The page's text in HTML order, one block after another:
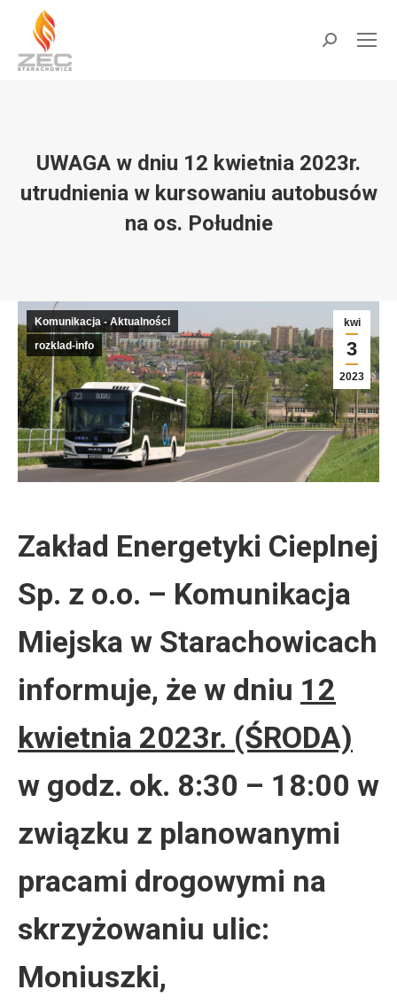
Szukaj:
UWAGA w dniu 12 kwietnia 2023r.
utrudnienia w kursowaniu autobusów
na os. Południe
kwi
3
2023
Komunikacja - Aktualności
rozklad-info
Zakład Energetyki Cieplnej
Sp. z o.o. – Komunikacja
Miejska w Starachowicach
informuje, że w dniu 12
kwietnia 2023r. (ŚRODA)
w godz. ok. 8:30 – 18:00 w
związku z planowanymi
pracami drogowymi na
skrzyżowaniu ulic:
Moniuszki,